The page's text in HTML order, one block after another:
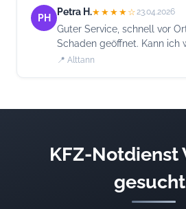
PH
Petra H.★★★★☆23.04.2026
Guter Service, schnell vor
Schaden geöffnet. Kann ich
📍 Alttann
KFZ-Notdienst